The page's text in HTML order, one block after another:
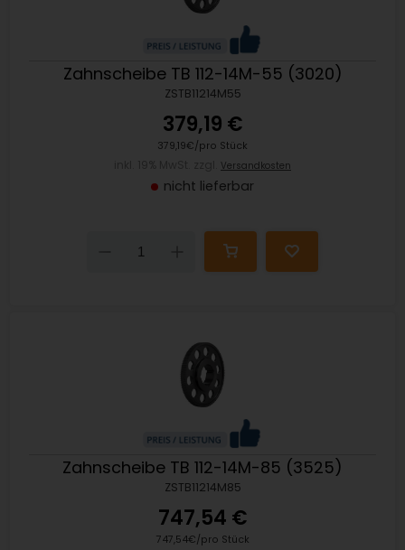
Zahnscheibe TB 112-14M-55 (3020)
ZSTB11214M55
379,19 €
379,19€/pro Stück
Versandkosten
nicht lieferbar
Down
Zahnscheibe TB 112-14M-85 (3525)
ZSTB11214M85
747,54 €
747,54€/pro Stück